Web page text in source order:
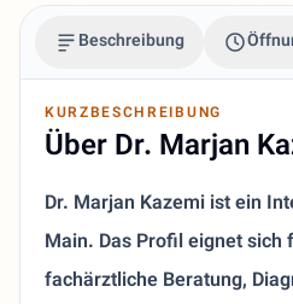
Beschreibung
KURZBESCHREIBUNG
Über Dr. Marjan
Dr. Marjan Kazemi ist ein
Main. Das Profil eignet sich
fachärztliche Beratung,